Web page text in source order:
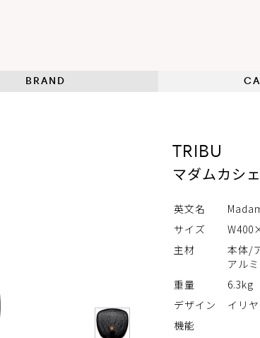
BRAND
TRIBU
マダムカシ
英文名
サイズ
主材
本体/
アルミ
重量
6.3kg
デザイン
イリ
機能